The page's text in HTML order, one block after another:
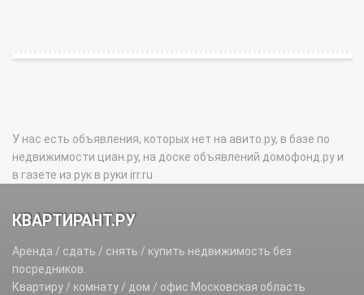
У нас есть объявления, которых нет на авито.ру, в базе по
недвижимости циан.ру, на доске объявлений домофонд.ру и
в газете из рук в руки irr.ru
КВАРТИРАНТ.РУ
Аренда / сдать / снять / купить недвижимость без
посредников.
Квартиру / комнату / дом / офис Московская область